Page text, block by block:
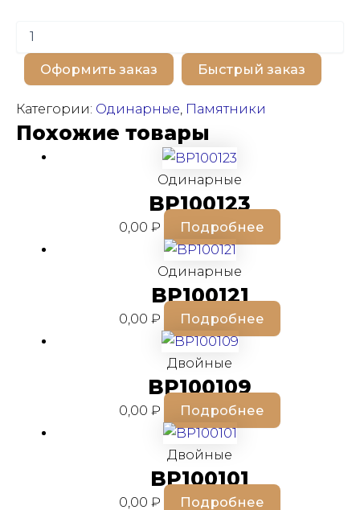
Количество
товара
BP100196
Оформить заказ Быстрый заказ
Категории: Одинарные, Памятники
Похожие товары
Одинарные
BP100123
0,00₽ Подробнее
Одинарные
BP100121
0,00₽ Подробнее
Двойные
BP100109
0,00₽ Подробнее
Двойные
BP100101
0,00₽ Подробнее